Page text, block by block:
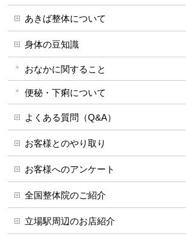
あきば整体について
身体の豆知識
おなかに関すること
便秘・下痢について
よくある質問（Q&A）
お客様とのやり取り
お客様へのアンケート
全国整体院のご紹介
立場駅周辺のお店紹介